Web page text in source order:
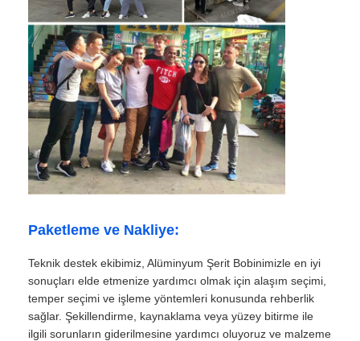
Paketleme ve Nakliye:
Teknik destek ekibimiz, Alüminyum Şerit Bobinimizle en iyi
sonuçları elde etmenize yardımcı olmak için alaşım seçimi,
temper seçimi ve işleme yöntemleri konusunda rehberlik
sağlar. Şekillendirme, kaynaklama veya yüzey bitirme ile
ilgili sorunların giderilmesine yardımcı oluyoruz ve malzeme